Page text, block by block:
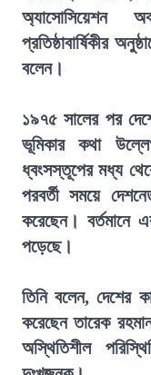
অ্যাসোসিয়েশন
প্রতিষ্ঠাবার্ষিকীর
বলেন।
১৯৭৫ সালের পর
ভূমিকার কথা
ধ্বংসস্তূপের মধ্য
পরবর্তী সময়ে
করেছেন। বর্তমানে
পড়েছে।
তিনি বলেন, দেশের
করেছেন তারেক
অস্থিতিশীল